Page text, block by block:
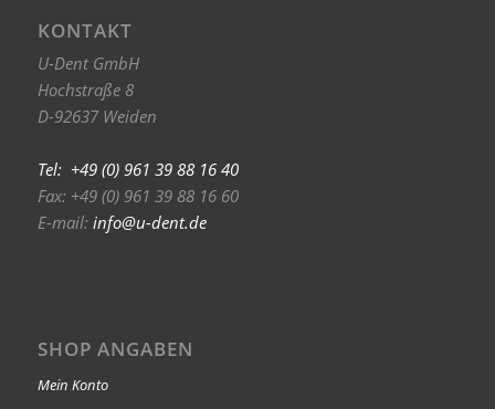
KONTAKT
U-Dent GmbH
Hochstraße 8
D-92637 Weiden
Tel: +49 (0) 961 39 88 16 40
Fax: +49 (0) 961 39 88 16 60
E-mail: info@u-dent.de
SHOP ANGABEN
Mein Konto